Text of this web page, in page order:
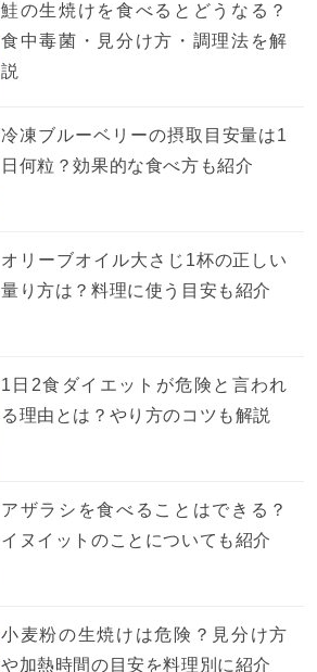
鮭の生焼けを食べるとどうなる？
食中毒菌・見分け方・調理法を解
説
冷凍ブルーベリーの摂取目安量は1
日何粒？効果的な食べ方も紹介
オリーブオイル大さじ1杯の正しい
量り方は？料理に使う目安も紹介
1日2食ダイエットが危険と言われ
る理由とは？やり方のコツも解説
アザラシを食べることはできる？
イヌイットのことについても紹介
小麦粉の生焼けは危険？見分け方
や加熱時間の目安を料理別に紹介